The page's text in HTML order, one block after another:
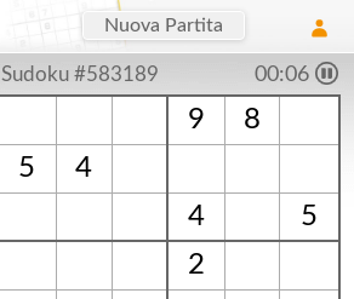
Nuova Partita
Sudoku #583189 00:06
9
8
5
4
4
5
2